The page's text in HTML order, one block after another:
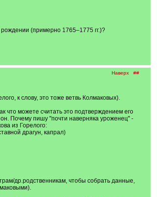
(примерно 1765–1775 гг.)?
Наверх ##
к слову, это тоже ветвь Колмаковых).
что можете считать это подтверждением его
он. Почему пишу "почти наверняка уроженец" -
из Горелого:
драгун, капрал)
др.родственникам, чтобы собрать данные,